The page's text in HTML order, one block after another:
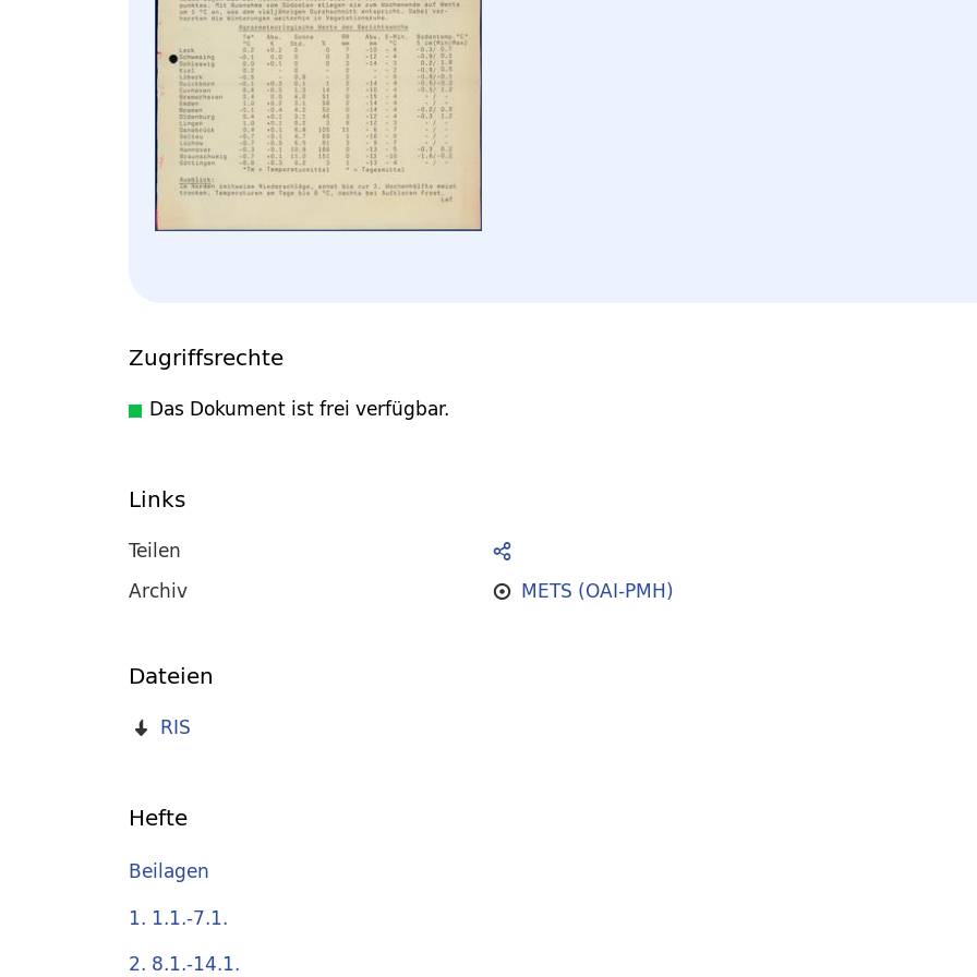
Zugriffsrechte
Das Dokument ist frei verfügbar.
Links
Teilen
Archiv
METS (OAI-PMH)
Dateien
RIS
Hefte
Beilagen
1. 1.1.-7.1.
2. 8.1.-14.1.